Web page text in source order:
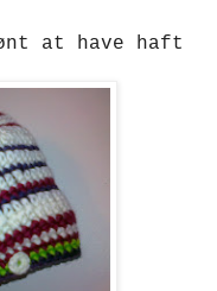
at have haft